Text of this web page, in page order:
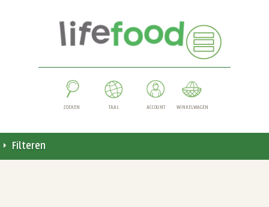
ZOEKEN TAAL ACCOUNT WINKELWAGEN
Filteren